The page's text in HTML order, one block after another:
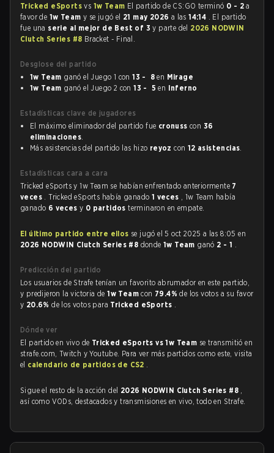
Tricked eSportsvs 1w Team El partido de CS:GO terminó 0 - 2 a
favor de 1w Team y se jugó el 21 may 2026 a las14:14 . El partido
fue una serie al mejor de Best of 3y parte del 2026 NODWIN
Clutch Series #8 Bracket - Final.
Desglose del partido
1w Team ganó el Juego 1 con13 - 8 en Mirage
1w Team ganó el Juego 2 con13 - 5 en Inferno
Estadísticas clave de jugadores
El máximo eliminador del partido fue cronuss con 36
eliminaciones.
Más asistencias del partido las hizo reyoz con 12 asistencias.
Estadísticas cara a cara
Tricked eSports y 1w Team se habían enfrentado anteriormente 7
veces . Tricked eSports había ganado 1 veces , 1w Team había
ganado 6 vecesy 0 partidosterminaron en empate.
El último partido entre ellos se jugó el 5 oct 2025 a las 8:05 en
2026 NODWIN Clutch Series #8 donde1w Team ganó 2 - 1 .
Predicción del partido
Los usuarios de Strafe tenían un favorito abrumador en este partido,
y predijeron la victoria de1w Teamcon 79.4%de los votos a su favor
y 20.6%de los votos para Tricked eSports .
Dónde ver
El partido en vivo de Tricked eSports vs 1w Team se transmitió en
strafe.com, Twitch y Youtube. Para ver más partidos como este, visita
el calendario de partidos de CS2 .
Sigue el resto de la acción del 2026 NODWIN Clutch Series #8 ,
así como VODs, destacados y transmisiones en vivo, todo en Strafe.